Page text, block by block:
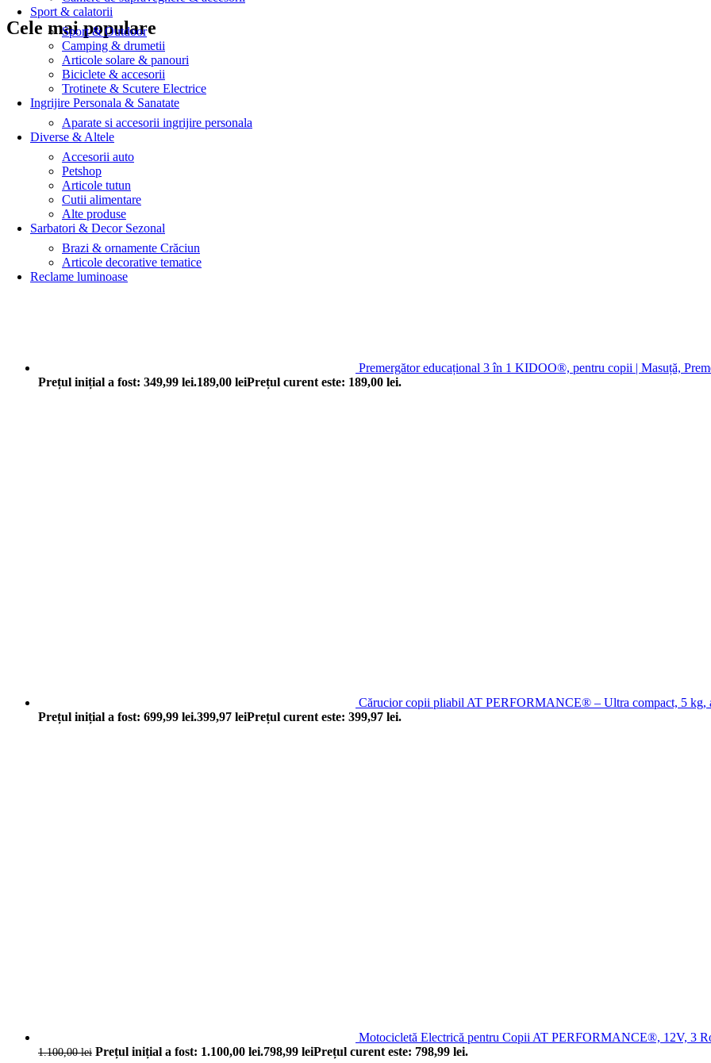
Sport & calatorii
Sport & Outdoor
Camping & drumetii
Articole solare & panouri
Biciclete & accesorii
Trotinete & Scutere Electrice
Ingrijire Personala & Sanatate
Aparate si accesorii ingrijire personala
Diverse & Altele
Accesorii auto
Petshop
Articole tutun
Cutii alimentare
Alte produse
Sarbatori & Decor Sezonal
Brazi & ornamente Crăciun
Articole decorative tematice
Reclame luminoase
Cele mai populare
Premergător educațional 3 în 1 KIDOO®, pentru copii | Masuță,
Prețul inițial a fost: 349,99 lei.189,00 leiPrețul curent este: 189,00 lei.
Cărucior copii pliabil AT PERFORMANCE® – Ultra compact, 5 kg,
Prețul inițial a fost: 699,99 lei.399,97 leiPrețul curent este: 399,97 lei.
Motocicletă Electrică pentru Copii AT PERFORMANCE®, 12V, 3
1.100,00lei Prețul inițial a fost: 1.100,00 lei.798,99 leiPrețul curent este: 798,99 lei.